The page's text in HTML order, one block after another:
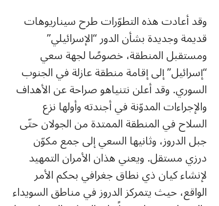
وقد أعادت هذه التطوّرات طرح سيناريوهات
قديمة وجديدة بشأن الدور “الإسرائيلي”
ومستقبل المنطقة، خصوصًا لجهة سعي
“إسرائيل” إلى إقامة منطقة عازلة في الجنوب
السوري. وقد أعلن نتنياهو صراحة عن الأهداف
والإجراءات المدوّنة في أجندته وأولها نزع
السلاح في المنطقة الممتدة من الجولان حتّى
جبل الدروز، وثانيها السعي إلى جمع مكوّن
درزي مستقل. ويعني هذان الأمران التمهيد
لإنشاء كيان ذي نطاق جغرافي بحكم الأمر
الواقع، حيث يتمركز الدروز في مناطق السويداء